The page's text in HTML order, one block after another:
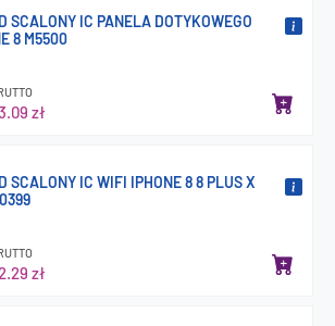
SCALONY IC PANELA DOTYKOWEGO
8 M5500
zł
SCALONY IC WIFI IPHONE 8 8 PLUS X
zł